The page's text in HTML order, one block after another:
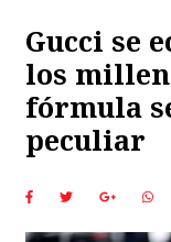
Gucci se
los
fórmula
peculiar